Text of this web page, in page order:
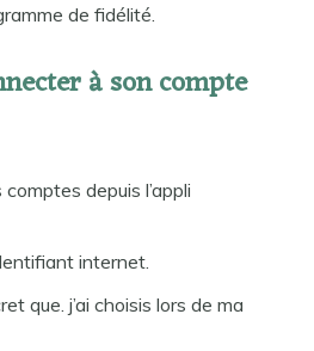
de fidélité.
à son compte
depuis l’appli
internet.
que. j’ai choisis lors de ma